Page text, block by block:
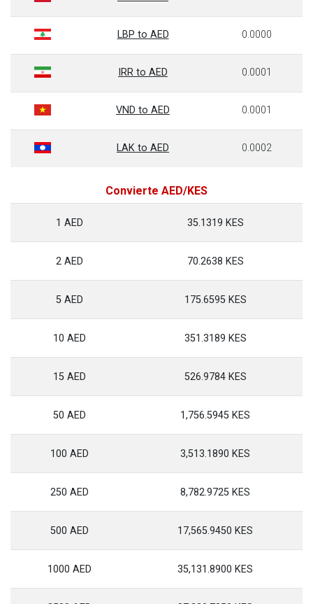
LBP to AED 0.0000
IRR to AED 0.0001
VND to AED 0.0001
LAK to AED 0.0002
Convierte AED/KES
1 AED 35.1319 KES
2 AED 70.2638 KES
5 AED 175.6595 KES
10 AED 351.3189 KES
15 AED 526.9784 KES
50 AED 1,756.5945 KES
100 AED 3,513.1890 KES
250 AED 8,782.9725 KES
500 AED 17,565.9450 KES
1000 AED 35,131.8900 KES